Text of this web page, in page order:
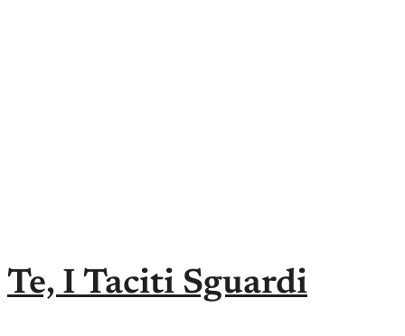
Te, I Taciti Sguardi